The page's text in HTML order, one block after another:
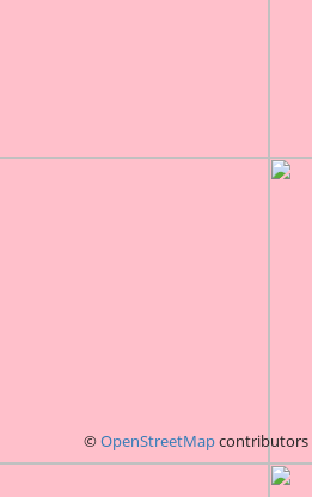
©OpenStreetMapcontributors